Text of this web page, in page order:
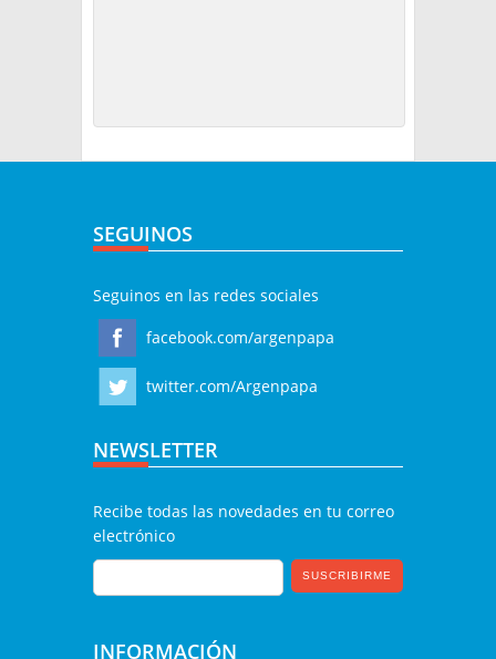
SEGUINOS
Seguinos en las redes sociales
facebook.com/argenpapa
twitter.com/Argenpapa
NEWSLETTER
Recibe todas las novedades en tu correo
electrónico
INFORMACIÓN